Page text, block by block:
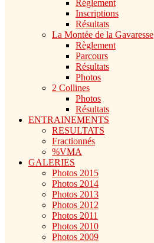
Réglement
Inscriptions
Résultats
La Montée de la Gavaresse
Règlement
Parcours
Résultats
Photos
2 Collines
Photos
Résultats
ENTRAINEMENTS
RESULTATS
Fractionnés
%VMA
GALERIES
Photos 2015
Photos 2014
Photos 2013
Photos 2012
Photos 2011
Photos 2010
Photos 2009